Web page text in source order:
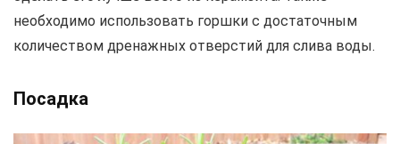
необходимо использовать горшки с достаточным
количеством дренажных отверстий для слива воды.
Посадка